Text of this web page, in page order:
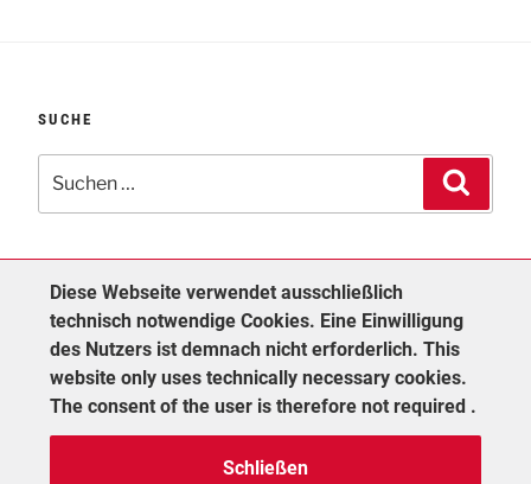
SUCHE
nach:
Twitter Instagram
Diese Webseite verwendet ausschließlich
technisch notwendige Cookies. Eine Einwilligung
des Nutzers ist demnach nicht erforderlich. This
website only uses technically necessary cookies.
The consent of the user is therefore not required .
Schließen